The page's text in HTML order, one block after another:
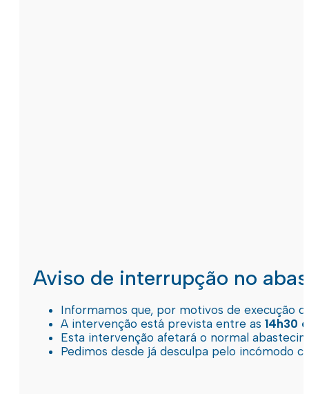
Aviso de interrupção no
Informamos que, por motivos de execução
A intervenção está prevista entre as 14h30
Esta intervenção afetará o normal
Pedimos desde já desculpa pelo incómodo